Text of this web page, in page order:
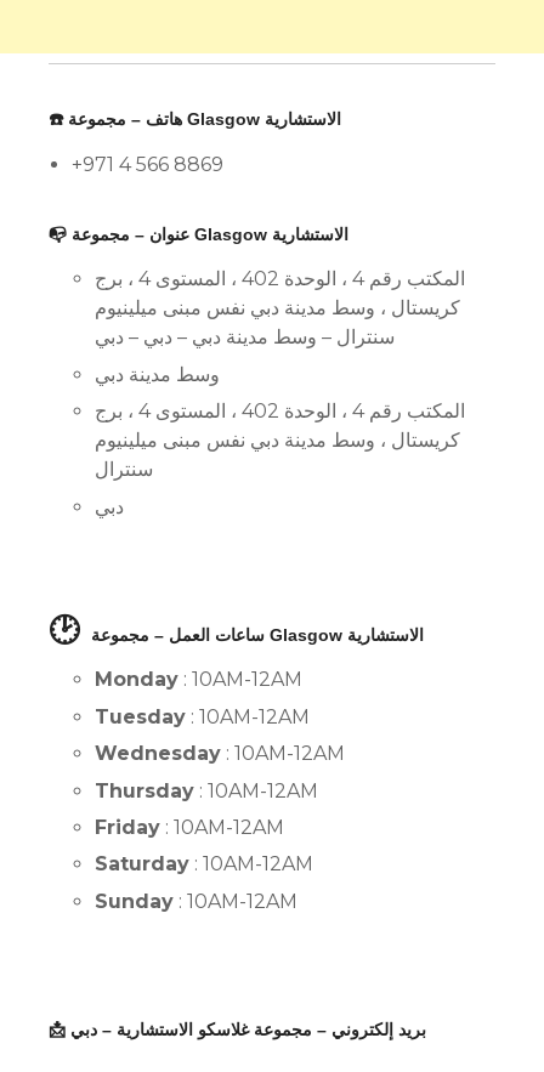
☎️ هاتف – مجموعة Glasgow الاستشارية
+971 4 566 8869
📭 عنوان – مجموعة Glasgow الاستشارية
المكتب رقم 4 ، الوحدة 402 ، المستوى 4 ، برج
كريستال ، وسط مدينة دبي نفس مبنى ميلينيوم
سنترال – وسط مدينة دبي – دبي – دبي
وسط مدينة دبي
المكتب رقم 4 ، الوحدة 402 ، المستوى 4 ، برج
كريستال ، وسط مدينة دبي نفس مبنى ميلينيوم
سنترال
دبي
🕑 ساعات العمل – مجموعة Glasgow الاستشارية
Monday : 10AM-12AM
Tuesday : 10AM-12AM
Wednesday : 10AM-12AM
Thursday : 10AM-12AM
Friday : 10AM-12AM
Saturday : 10AM-12AM
Sunday : 10AM-12AM
📩 بريد إلكتروني – مجموعة غلاسكو الاستشارية – دبي